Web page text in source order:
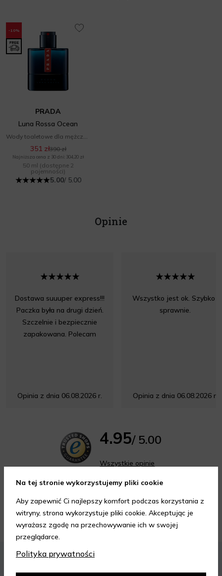
-10%
PRADA
Luna Rossa Ocean
351 zł390 zł
Najniższa cena z 30 dni: 304,20 zł
50 ml (dostępne 2
pojemności)
5.00/ 5.00
Opinie
Dostawa suuuper express!!!
Paczka była na drugi dzień.
Szczelnie i bezpiecznie
zapakowana. Polecam
Opinia z dnia 06.08.2026 r.
Wszystko jest ok. Szybko i
sprawnie.
Opinia z dnia 06.08.2026 r.
4.95/ 5.00
Wszystkie opinie
Porady kosmetyczne
Na tej stronie wykorzystujemy pliki cookie
Aby zapewnić Ci najlepszy komfort podczas korzystania z
witryny, strona wykorzystuje pliki cookie. Akceptując je
wyrażasz zgodę na przechowywanie ich w swojej
przeglądarce.
Polityka prywatności